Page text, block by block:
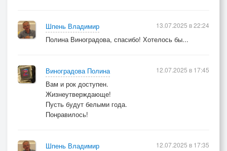
Шпень Владимир
Полина Виноградова, спасибо! Хотелось бы...
13.07.2025 в 22:24
Виноградова Полина
Вам и рок доступен.
Жизнеутверждающе!
Пусть будут белыми года.
Понравилось!
12.07.2025 в 17:45
Шпень Владимир
12.07.2025 в 17:35